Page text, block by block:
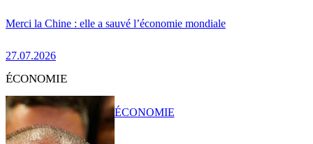
Merci la Chine : elle a sauvé l’économie mondiale
27.07.2026
ÉCONOMIE
ÉCONOMIE